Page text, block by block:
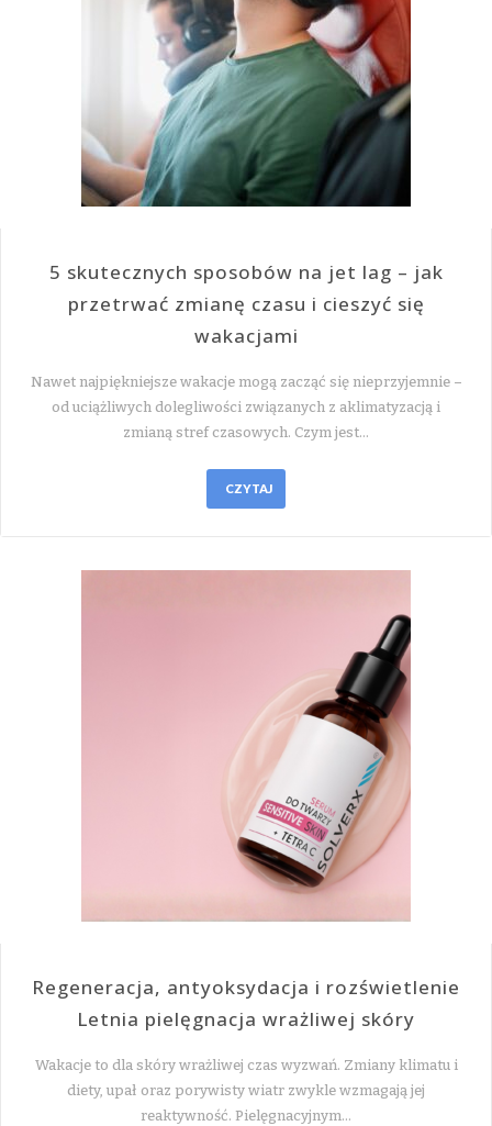
5 skutecznych sposobów na jet lag – jak
przetrwać zmianę czasu i cieszyć się
wakacjami
Nawet najpiękniejsze wakacje mogą zacząć się nieprzyjemnie –
od uciążliwych dolegliwości związanych z aklimatyzacją i
zmianą stref czasowych. Czym jest…
CZYTAJ
Regeneracja, antyoksydacja i rozświetlenie
Letnia pielęgnacja wrażliwej skóry
Wakacje to dla skóry wrażliwej czas wyzwań. Zmiany klimatu i
diety, upał oraz porywisty wiatr zwykle wzmagają jej
reaktywność. Pielęgnacyjnym…